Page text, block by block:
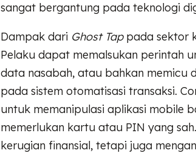
sangat bergantung pada teknologi
Dampak dari Ghost Tappada sektor
Pelaku dapat memalsukan perintah
data nasabah, atau bahkan memicu
pada sistem otomatisasi transaksi.
untuk memanipulasi aplikasi mobile
memerlukan kartu atau PIN yang
kerugian finansial, tetapi juga